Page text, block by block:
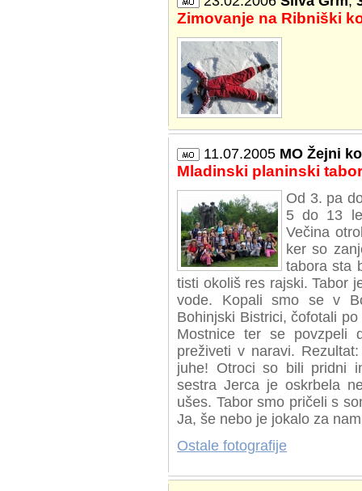
Zimovanje na Ribniški
11.07.2005 MO Žejni
Mladinski planinski
Od 3. pa
5 do 13
Večina
ker so
tabora sta
tisti okoliš res rajski. Tabor
vode. Kopali smo se v
Bohinjski Bistrici, čofotali
Mostnice ter se povzpeli
preživeti v naravi.
juhe! Otroci so bili pridni
sestra Jerca je oskrbela
ušes. Tabor smo pričeli s
Ja, še nebo je jokalo za
Ostale fotografije